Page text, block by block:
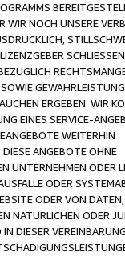
WIR NOCH UNSERE
ERGEBEN. WIR
EINES SERVICE-
WEITERHIN
ANGEBOTE OHNE
UNTERNEHMEN ODER
ODER
ODER VON
NATÜRLICHEN ODER
DIESER VEREINBARUNG